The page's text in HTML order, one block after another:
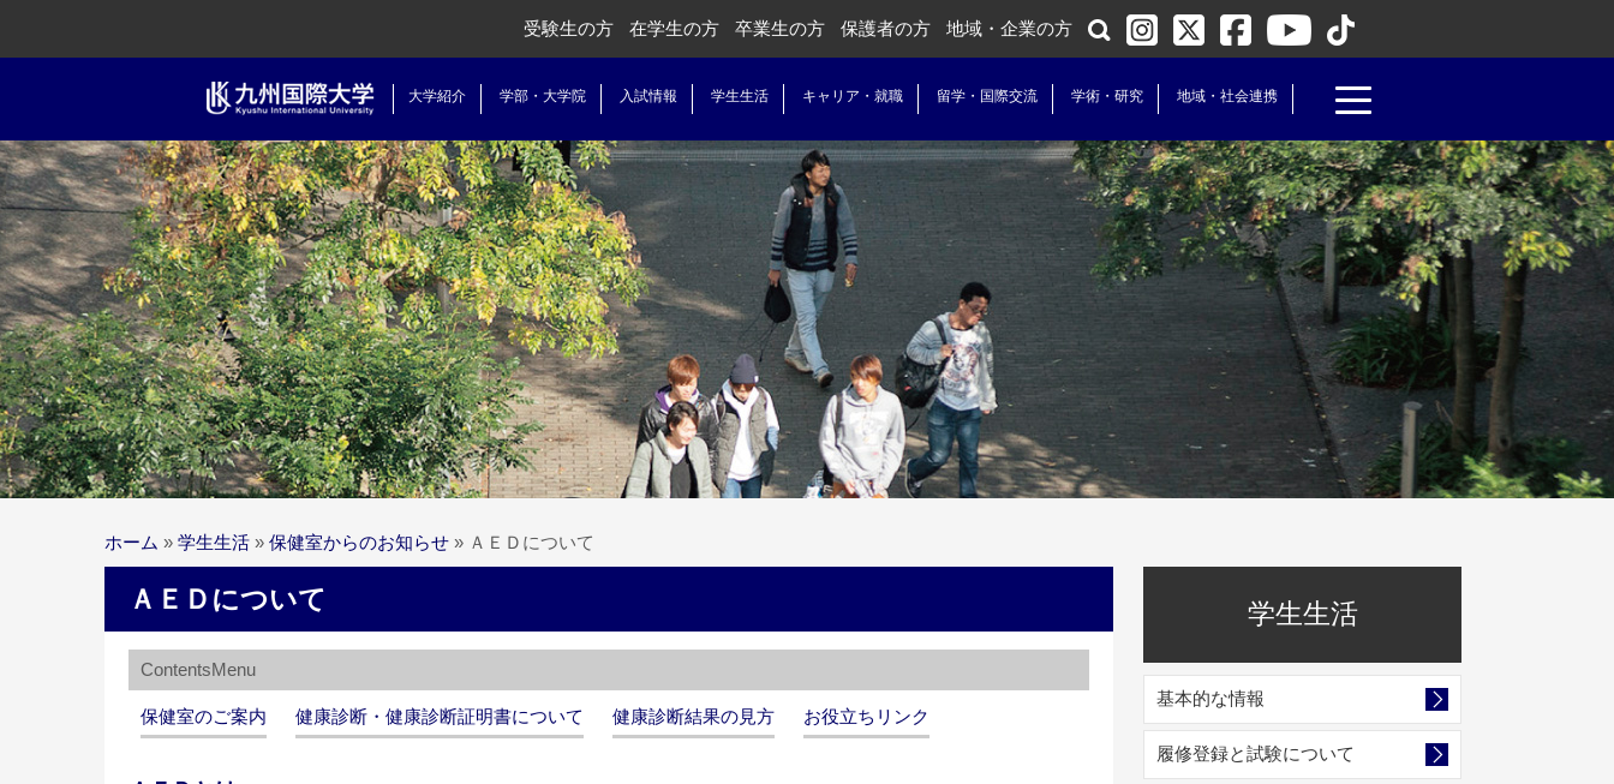
受験生の方 在学生の方 卒業生の方 保護者の方 地域・企業の方
大学紹介 学部・大学院 入試情報 学生生活 キャリア・就職 留学・国際交流 学術・研究 地域・社会連携
ホーム » 学生生活 » 保健室からのお知らせ » ＡＥＤについて
ＡＥＤについて
保健室のご案内 健康診断・健康診断証明書について 健康診断結果の見方 お役立ちリンク
学生生活
基本的な情報
履修登録と試験について